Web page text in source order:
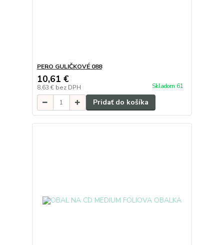
PERO GULIČKOVÉ 088
10,61 €
8,63 € bez DPH Skladom 61
Pridať do košíka